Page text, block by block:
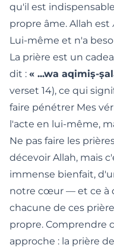
qu'il est
propre âme. Allah est
Lui-même et n'a
La prière est un
dit : « ...wa aqimiṣ-
verset 14), ce qui
faire pénétrer Mes
l'acte en lui-même,
Ne pas faire les
décevoir Allah, mais
immense bienfait,
notre cœur — et ce à
chacune de ces
propre. Comprendre
approche : la prière